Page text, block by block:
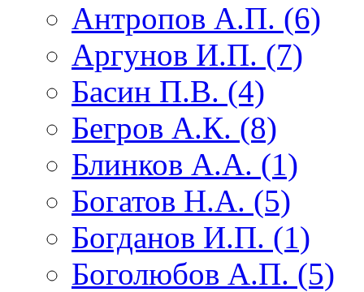
Антропов А.П. (6)
Аргунов И.П. (7)
Басин П.В. (4)
Бегров А.К. (8)
Блинков А.А. (1)
Богатов Н.А. (5)
Богданов И.П. (1)
Боголюбов А.П. (5)